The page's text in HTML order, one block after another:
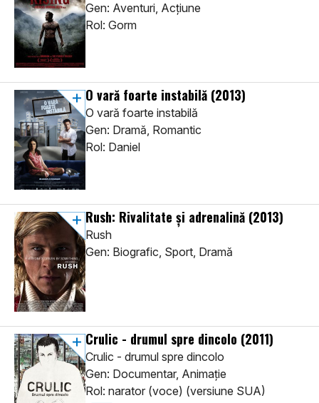
Gen: Aventuri, Acţiune
Rol: Gorm
O vară foarte instabilă (2013)
O vară foarte instabilă
Gen: Dramă, Romantic
Rol: Daniel
Rush: Rivalitate și adrenalină (2013)
Rush
Gen: Biografic, Sport, Dramă
Crulic - drumul spre dincolo (2011)
Crulic - drumul spre dincolo
Gen: Documentar, Animaţie
Rol: narator (voce) (versiune SUA)